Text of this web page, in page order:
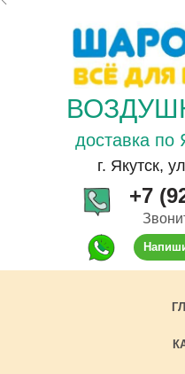
доставка по
г. Якутск,
+7